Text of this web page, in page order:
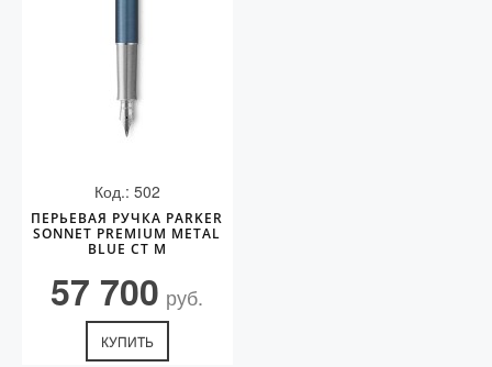
Код.: 502
ПЕРЬЕВАЯ РУЧКА PARKER
SONNET PREMIUM METAL
BLUE CT M
57 700 руб.
КУПИТЬ